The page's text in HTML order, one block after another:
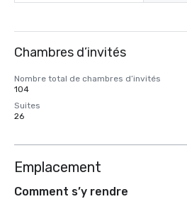
Chambres d’invités
Nombre total de chambres d’invités
104
Suites
26
Emplacement
Comment s’y rendre